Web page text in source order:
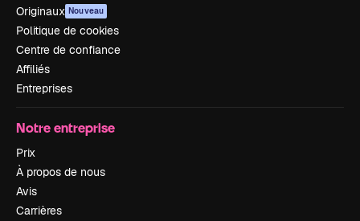
Originaux Nouveau
Politique de cookies
Centre de confiance
Affiliés
Entreprises
Notre entreprise
Prix
À propos de nous
Avis
Carrières